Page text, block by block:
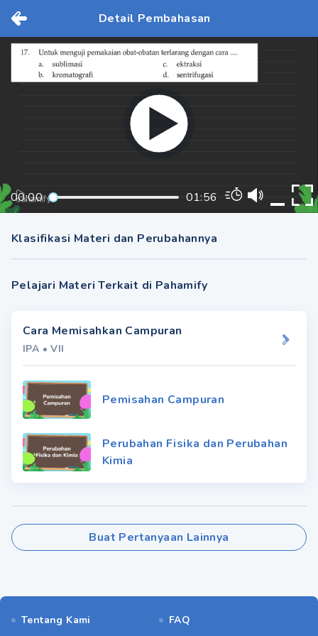
Detail Pembahasan
00:00 01:56
Klasifikasi Materi dan Perubahannya
Pelajari Materi Terkait di Pahamify
Cara Memisahkan Campuran
IPA •VII
Pemisahan Campuran
Perubahan Fisika dan Perubahan
Kimia
Buat Pertanyaan Lainnya
Tentang Kami FAQ